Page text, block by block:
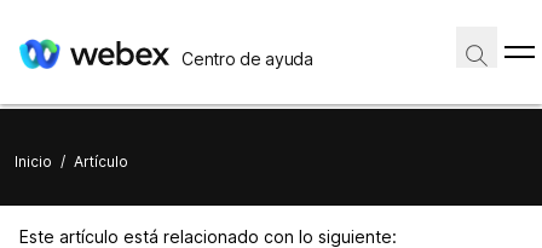
Centro de ayuda
Inicio / Artículo
Este artículo está relacionado con lo siguiente: